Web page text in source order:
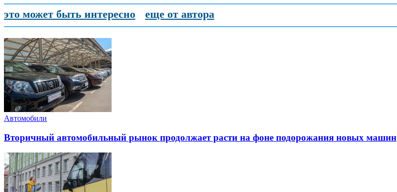
это может быть интересно еще от автора
Автомобили
Вторичный автомобильный рынок продолжает расти на фоне подорожания новых машин